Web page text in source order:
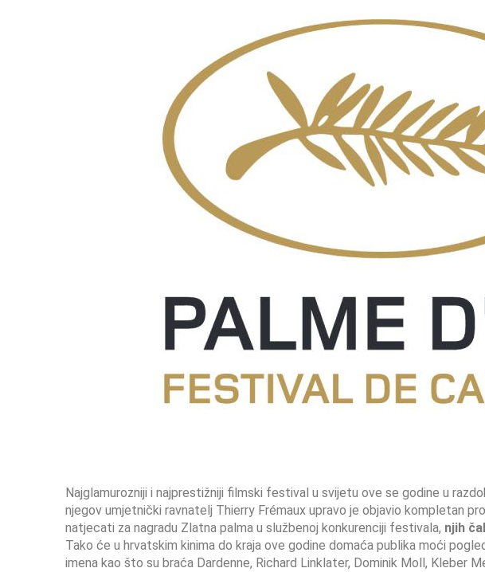
Najglamurozniji i najprestižniji filmski festival u svijetu ove se godine u
njegov umjetnički ravnatelj Thierry Frémaux upravo je objavio kompletan
natjecati za nagradu Zlatna palma u službenoj konkurenciji festivala, njih
Tako će u hrvatskim kinima do kraja ove godine domaća publika moći
imena kao što su braća Dardenne, Richard Linklater, Dominik Moll, Kleber